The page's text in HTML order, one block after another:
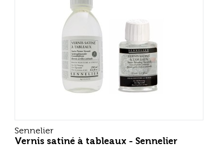
Sennelier
Vernis satiné à tableaux - Sennelier